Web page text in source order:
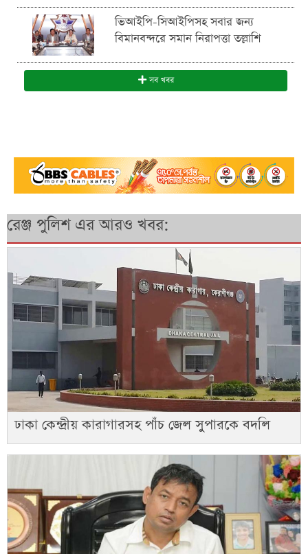
ভিআইপি-সিআইপিসহ সবার জন্য
বিমানবন্দরে সমান নিরাপত্তা তল্লাশি
সব খবর
রেঞ্জ পুলিশ এর আরও খবর:
ঢাকা কেন্দ্রীয় কারাগারসহ পাঁচ জেল সুপারকে বদলি